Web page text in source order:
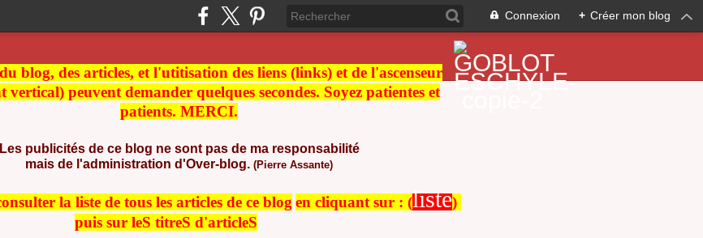
Connexion + Créer mon blog
blog, des articles, et l'utitisation des liens (links) et de l'ascenseur
vertical) peuvent demander quelques secondes. Soyez patientes et
patients. MERCI.
Les publicités de ce blog ne sont pas de ma responsabilité
mais de l'administration d'Over-blog. (Pierre Assante)
la liste de tous les articles de ce blog en cliquant sur : (liste)
puis sur leS titreS d'articleS